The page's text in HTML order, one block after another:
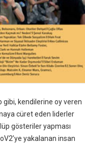
gibi, kendilerine oy veren
cüret eden liderler
gösteriler yapması
yakalanan insan